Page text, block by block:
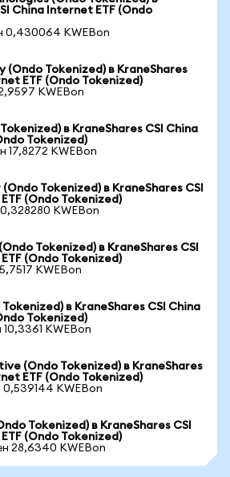
China Internet ETF (Ondo
0,430064 KWEBon
(Ondo Tokenized) в KraneShares
ETF (Ondo Tokenized)
KWEBon
в KraneShares CSI China
Tokenized)
17,8272 KWEBon
(Ondo Tokenized) в KraneShares CSI
(Ondo Tokenized)
KWEBon
Tokenized) в KraneShares CSI
(Ondo Tokenized)
KWEBon
Tokenized) в KraneShares CSI China
Tokenized)
KWEBon
(Ondo Tokenized) в KraneShares
ETF (Ondo Tokenized)
0,539144 KWEBon
Tokenized) в KraneShares CSI
(Ondo Tokenized)
28,6340 KWEBon